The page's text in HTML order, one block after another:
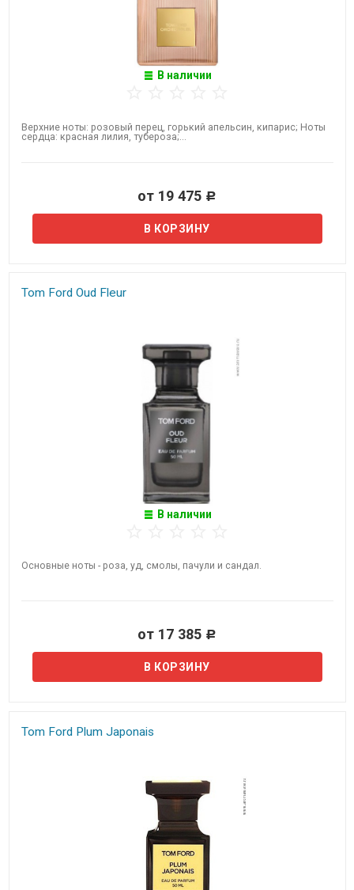
В наличии
Верхние ноты: розовый перец, горький апельсин, кипарис; Ноты
сердца: красная лилия, тубероза;...
от 19 475 Р
Tom Ford Oud Fleur
В наличии
Основные ноты - роза, уд, смолы, пачули и сандал.
от 17 385 Р
Tom Ford Plum Japonais